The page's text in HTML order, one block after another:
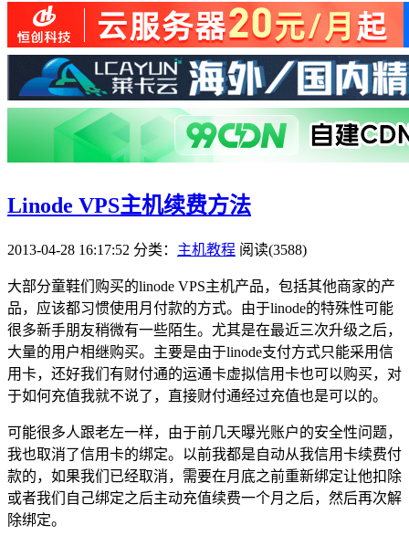
Linode VPS主机续费方法
2013-04-28 16:17:52 分类： 主机教程 阅读(3588)
大部分童鞋们购买的linode VPS主机产品，包括其他商家的产
品，应该都习惯使用月付款的方式。由于linode的特殊性可能
很多新手朋友稍微有一些陌生。尤其是在最近三次升级之后，
大量的用户相继购买。主要是由于linode支付方式只能采用信
用卡，还好我们有财付通的运通卡虚拟信用卡也可以购买，对
于如何充值我就不说了，直接财付通经过充值也是可以的。
可能很多人跟老左一样，由于前几天曝光账户的安全性问题，
我也取消了信用卡的绑定。以前我都是自动从我信用卡续费付
款的，如果我们已经取消，需要在月底之前重新绑定让他扣除
或者我们自己绑定之后主动充值续费一个月之后，然后再次解
除绑定。